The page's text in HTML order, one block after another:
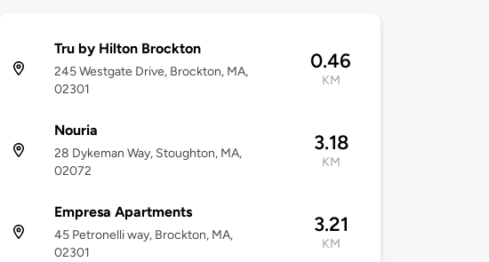
Tru by Hilton Brockton
245 Westgate Drive, Brockton, MA,
02301
0.46
KM
Nouria
28 Dykeman Way, Stoughton, MA,
02072
3.18
KM
Empresa Apartments
45 Petronelli way, Brockton, MA,
02301
3.21
KM